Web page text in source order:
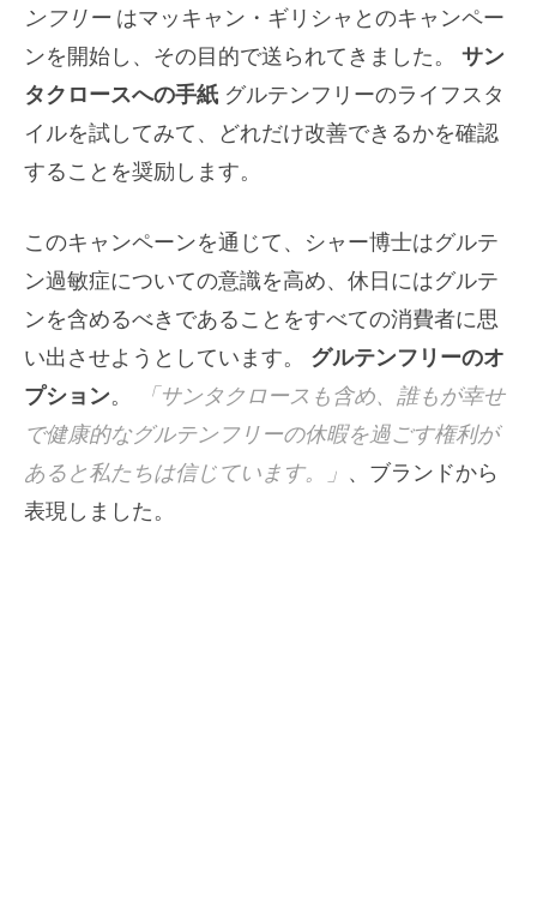
ンフリーはマッキャン・ギリシャとのキャンペー
ンを開始し、その目的で送られてきました。 サン
タクロースへの手紙 グルテンフリーのライフスタ
イルを試してみて、どれだけ改善できるかを確認
することを奨励します。
このキャンペーンを通じて、シャー博士はグルテ
ン過敏症についての意識を高め、休日にはグルテ
ンを含めるべきであることをすべての消費者に思
い出させようとしています。 グルテンフリーのオ
プション。
「サンタクロースも含め、誰もが幸せ
で健康的なグルテンフリーの休暇を過ごす権利が
あると私たちは信じています。」 、ブランドから
表現しました。